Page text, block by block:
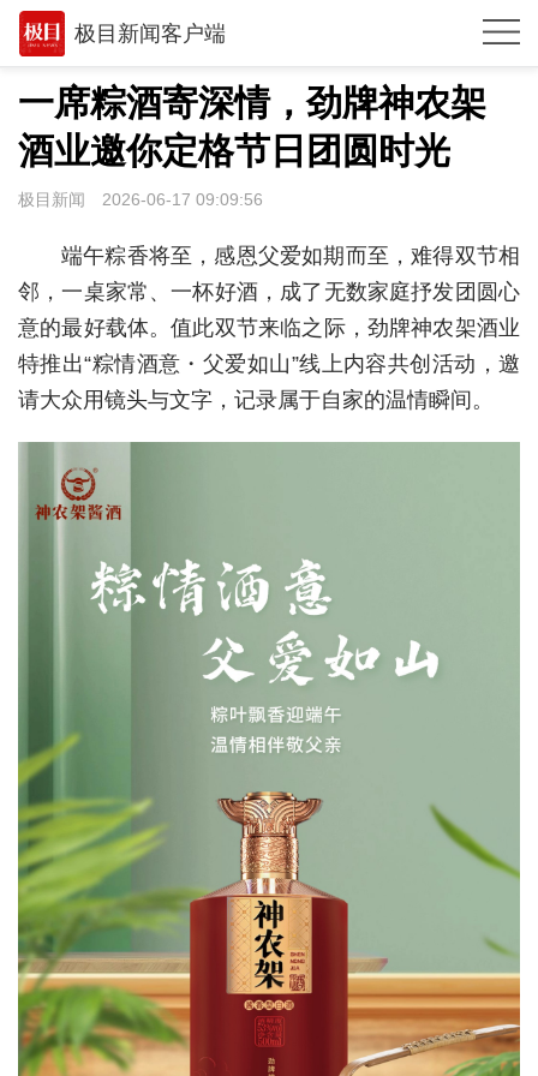
极目新闻客户端
推荐
体育
观点
湖北
武汉
世相
专题
健康
悠游
相亲
汽车
房产
消费
创意
一席粽酒寄深情，劲牌神农架
酒业邀你定格节日团圆时光
极目新闻 2026-06-17 09:09:56
端午粽香将至，感恩父爱如期而至，难得双节相
邻，一桌家常、一杯好酒，成了无数家庭抒发团圆心
意的最好载体。值此双节来临之际，劲牌神农架酒业
特推出“粽情酒意・父爱如山”线上内容共创活动，邀
请大众用镜头与文字，记录属于自家的温情瞬间。